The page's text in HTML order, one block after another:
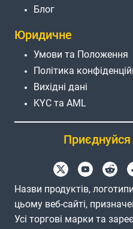
Блог
Юридичне
Умови та Положення
Політика
Вихідні дані
KYC та AML
Приєднуйся
Назви продуктів,
цьому веб-сайті,
Усі торгові марки та